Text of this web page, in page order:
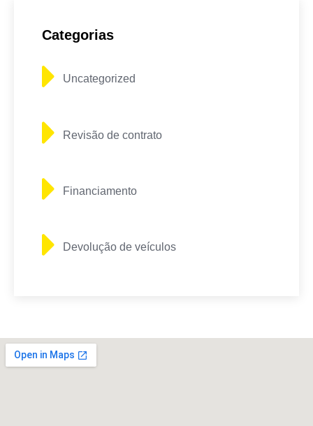
Categorias
Uncategorized
Revisão de contrato
Financiamento
Devolução de veículos